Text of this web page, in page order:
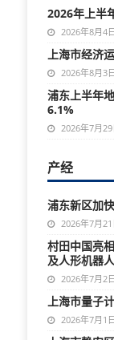
2026年上半
2026年8月4
上海市经济
2026年8月3
浦东上半年
6.1%
2026年7月
产经
浦东新区加
2026年7月
村田中国亮
及人形机器
2026年7月2
上海市量子
2026年7月1